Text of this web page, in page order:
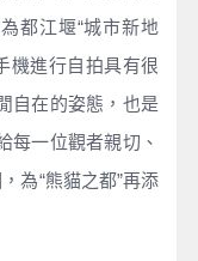
都江堰“城市新地
機進行自拍具有很
自在的姿態，也是
每一位觀者親切、
為“熊貓之都”再添